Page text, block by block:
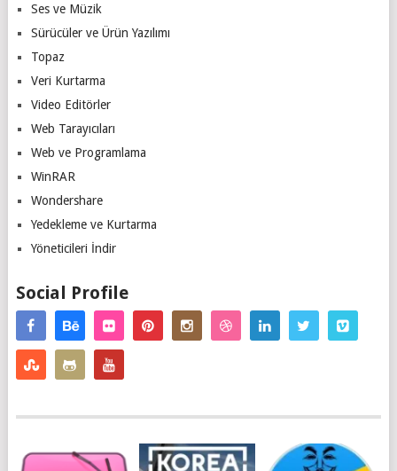
Ses ve Müzik
Sürücüler ve Ürün Yazılımı
Topaz
Veri Kurtarma
Video Editörler
Web Tarayıcıları
Web ve Programlama
WinRAR
Wondershare
Yedekleme ve Kurtarma
Yöneticileri İndir
Social Profile